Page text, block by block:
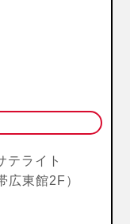
ライト
広東館2F）